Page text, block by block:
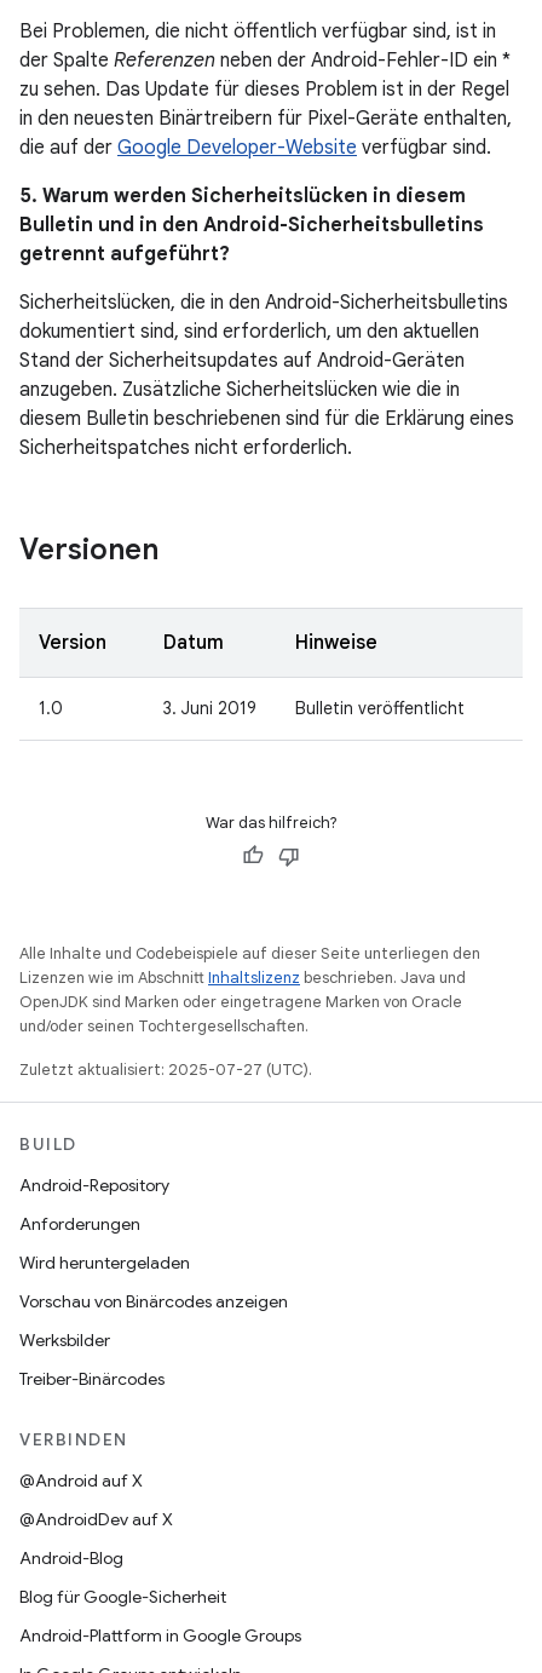
Bei Problemen, die nicht öffentlich verfügbar sind, ist in
der Spalte Referenzen neben der Android-Fehler-ID ein *
zu sehen. Das Update für dieses Problem ist in der Regel
in den neuesten Binärtreibern für Pixel-Geräte enthalten,
die auf der Google Developer-Website verfügbar sind.
5. Warum werden Sicherheitslücken in diesem
Bulletin und in den Android-Sicherheitsbulletins
getrennt aufgeführt?
Sicherheitslücken, die in den Android-Sicherheitsbulletins
dokumentiert sind, sind erforderlich, um den aktuellen
Stand der Sicherheitsupdates auf Android-Geräten
anzugeben. Zusätzliche Sicherheitslücken wie die in
diesem Bulletin beschriebenen sind für die Erklärung eines
Sicherheitspatches nicht erforderlich.
Versionen
Version Datum Hinweise
1.0 3. Juni 2019 Bulletin veröffentlicht
War das hilfreich?
Alle Inhalte und Codebeispiele auf dieser Seite unterliegen den
Lizenzen wie im AbschnittInhaltslizenz beschrieben. Java und
OpenJDK sind Marken oder eingetragene Marken von Oracle
und/oder seinen Tochtergesellschaften.
Zuletzt aktualisiert: 2025-07-27 (UTC).
BUILD
Android-Repository
Anforderungen
Wird heruntergeladen
Vorschau von Binärcodes anzeigen
Werksbilder
Treiber-Binärcodes
VERBINDEN
@Android auf X
@AndroidDev auf X
Android-Blog
Blog für Google-Sicherheit
Android-Plattform in Google Groups